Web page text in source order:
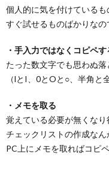
個人的に気を付けているも
すぐ試せるものばかりなの
・手入力ではなくコピペす
たった数文字でも思わぬ落
（lとI、0とOと○、半角と
・メモを取る
覚えている必要が無くなり
チェックリストの作成なん
PC上にメモを取ればコピ